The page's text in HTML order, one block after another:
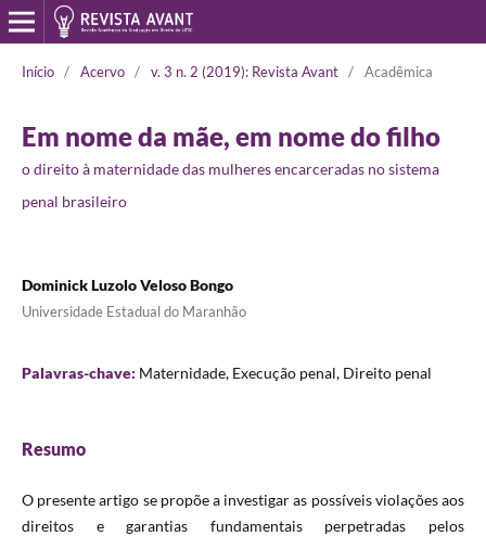
Início / Acervo / v. 3 n. 2 (2019): Revista Avant / Acadêmica
Em nome da mãe, em nome do filho
o direito à maternidade das mulheres encarceradas no sistema
penal brasileiro
Dominick Luzolo Veloso Bongo
Universidade Estadual do Maranhão
Palavras-chave: Maternidade, Execução penal, Direito penal
Resumo
O presente artigo se propõe a investigar as possíveis violações aos
direitos e garantias fundamentais perpetradas pelos